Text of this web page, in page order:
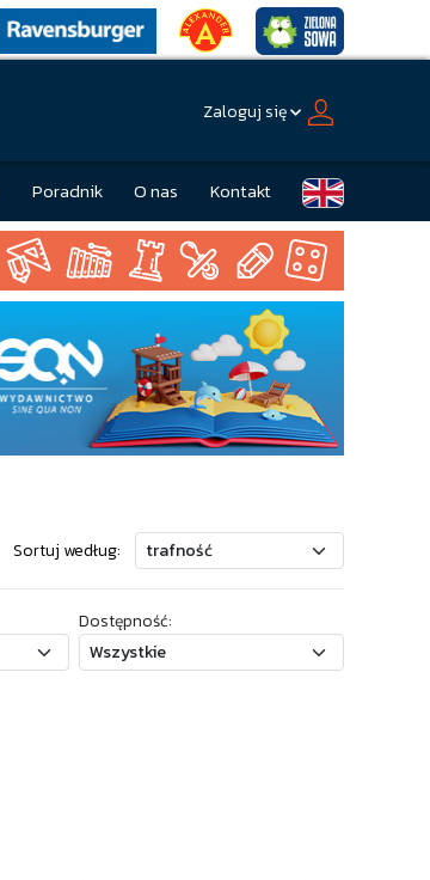
Zaloguj się
Poradnik O nas Kontakt
Sortuj według:
Dostępność: